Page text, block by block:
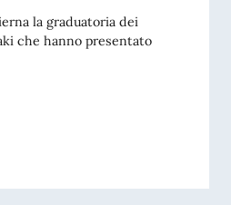
la graduatoria dei
che hanno presentato
di studio per cittadini kazaki a.a. 2026 –